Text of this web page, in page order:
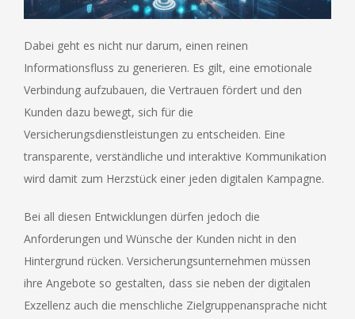
Dabei geht es nicht nur darum, einen reinen
Informationsfluss zu generieren. Es gilt, eine emotionale
Verbindung aufzubauen, die Vertrauen fördert und den
Kunden dazu bewegt, sich für die
Versicherungsdienstleistungen zu entscheiden. Eine
transparente, verständliche und interaktive Kommunikation
wird damit zum Herzstück einer jeden digitalen Kampagne.
Bei all diesen Entwicklungen dürfen jedoch die
Anforderungen und Wünsche der Kunden nicht in den
Hintergrund rücken. Versicherungsunternehmen müssen
ihre Angebote so gestalten, dass sie neben der digitalen
Exzellenz auch die menschliche Zielgruppenansprache nicht